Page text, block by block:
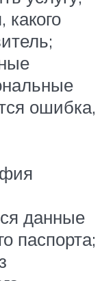
какого
ошибка,
данные
паспорта;